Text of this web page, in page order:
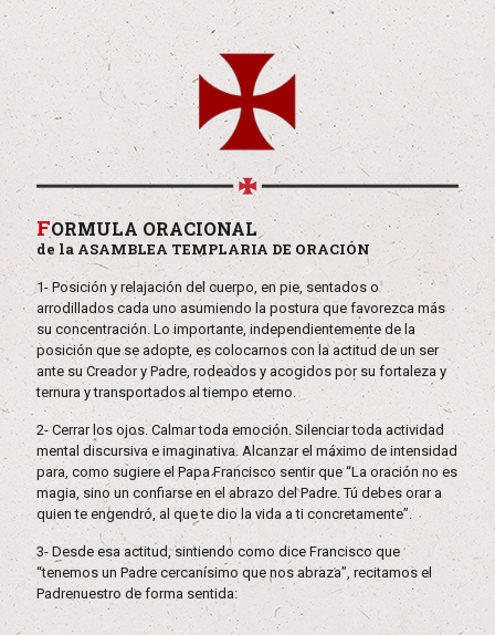
FORMULA ORACIONAL
de la ASAMBLEA TEMPLARIA DE ORACIÓN
1- Posición y relajación del cuerpo, en pie, sentados o
arrodillados cada uno asumiendo la postura que favorezca más
su concentración. Lo importante, independientemente de la
posición que se adopte, es colocarnos con la actitud de un ser
ante su Creador y Padre, rodeados y acogidos por su fortaleza y
ternura y transportados al tiempo eterno.
2- Cerrar los ojos. Calmar toda emoción. Silenciar toda actividad
mental discursiva e imaginativa. Alcanzar el máximo de intensidad
para, como sugiere el Papa Francisco sentir que “La oración no es
magia, sino un confiarse en el abrazo del Padre. Tú debes orar a
quien te engendró, al que te dio la vida a ti concretamente”.
3- Desde esa actitud, sintiendo como dice Francisco que
“tenemos un Padre cercanísimo que nos abraza”, recitamos el
Padrenuestro de forma sentida: